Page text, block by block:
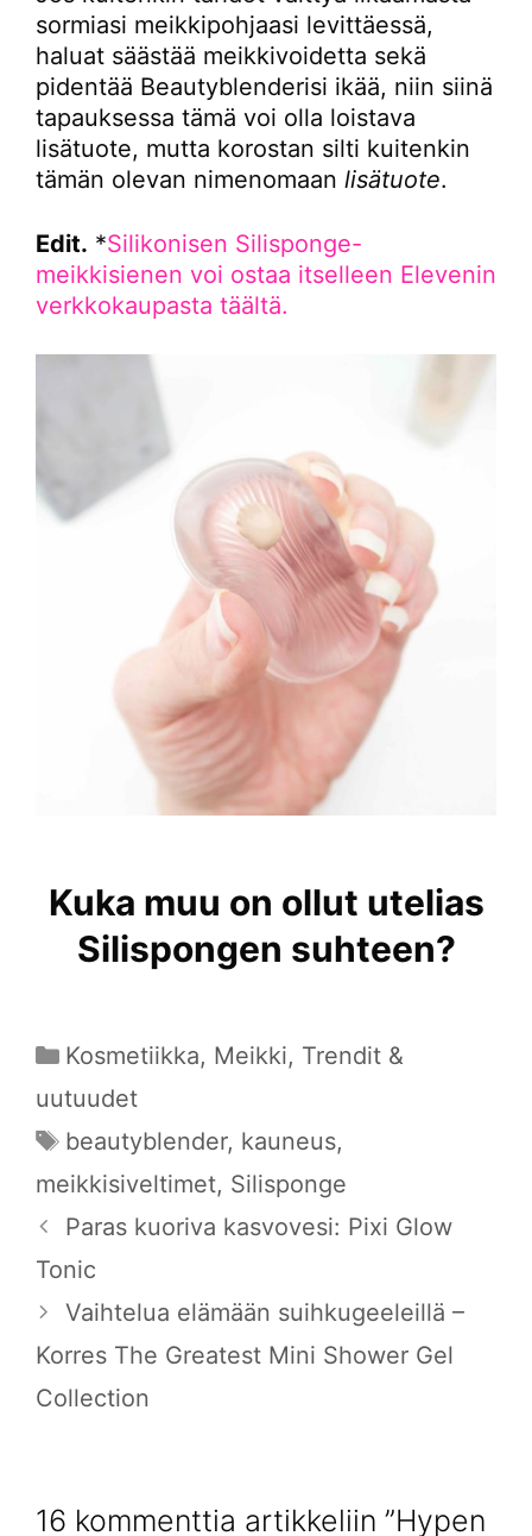
sormiasi meikkipohjaasi levittäessä,
haluat säästää meikkivoidetta sekä
pidentää Beautyblenderisi ikää, niin siinä
tapauksessa tämä voi olla loistava
lisätuote, mutta korostan silti kuitenkin
tämän olevan nimenomaan lisätuote.
Edit. *Silikonisen Silisponge-
meikkisienen voi ostaa itselleen Elevenin
verkkokaupasta täältä.
Kuka muu on ollut utelias
Silispongen suhteen?
Kategoriat
Kosmetiikka, Meikki, Trendit &
uutuudet
Avainsanat
beautyblender, kauneus,
meikkisiveltimet, Silisponge
Paras kuoriva kasvovesi: Pixi Glow
Tonic
Vaihtelua elämään suihkugeeleillä –
Korres The Greatest Mini Shower Gel
Collection
16 kommenttia artikkeliin ”Hypen